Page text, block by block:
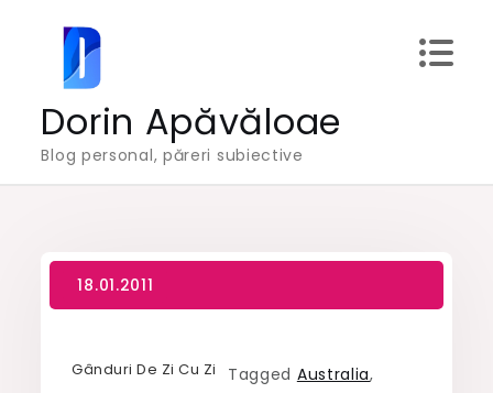
content
Dorin Apăvăloae
Blog personal, păreri subiective
Gânduri De Zi Cu Zi Tagged Australia,